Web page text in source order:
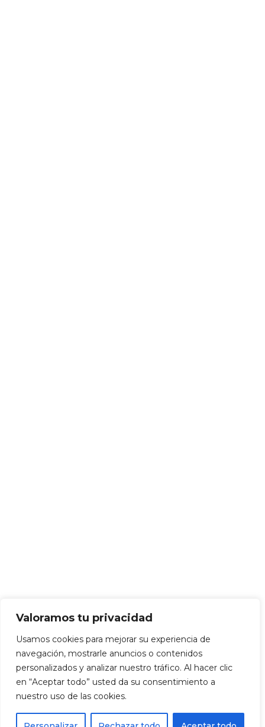
Valoramos tu privacidad
Usamos cookies para mejorar su experiencia de
navegación, mostrarle anuncios o contenidos
personalizados y analizar nuestro tráfico. Al hacer clic
en “Aceptar todo” usted da su consentimiento a
nuestro uso de las cookies.